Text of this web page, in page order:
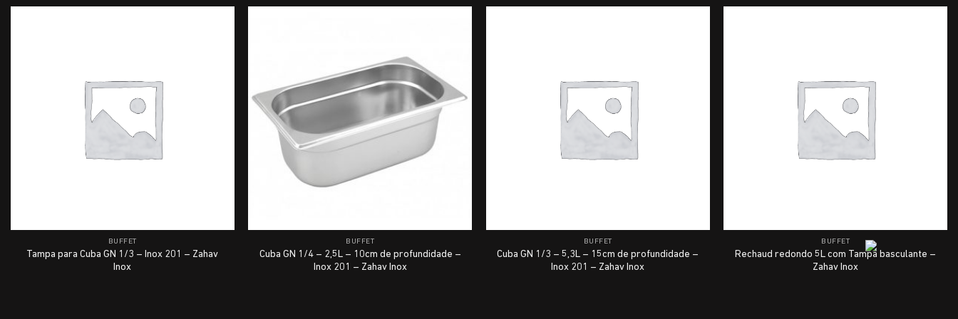
BUFFET
Tampa para Cuba GN 1/3 – Inox 201 – Zahav
Inox
BUFFET
Cuba GN 1/4 – 2,5L – 10cm de profundidade –
Inox 201 – Zahav Inox
BUFFET
Cuba GN 1/3 – 5,3L – 15cm de profundidade –
Inox 201 – Zahav Inox
BUFFET
Rechaud redondo 5L com Tampa basculante –
Zahav Inox